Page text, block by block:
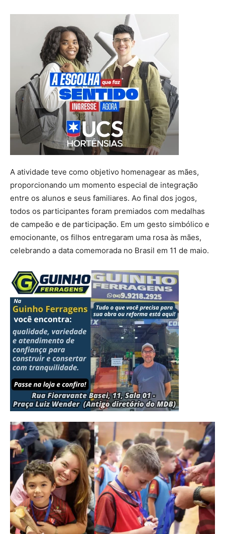
A atividade teve como objetivo homenagear as mães,
proporcionando um momento especial de integração
entre os alunos e seus familiares. Ao final dos jogos,
todos os participantes foram premiados com medalhas
de campeão e de participação. Em um gesto simbólico e
emocionante, os filhos entregaram uma rosa às mães,
celebrando a data comemorada no Brasil em 11 de maio.